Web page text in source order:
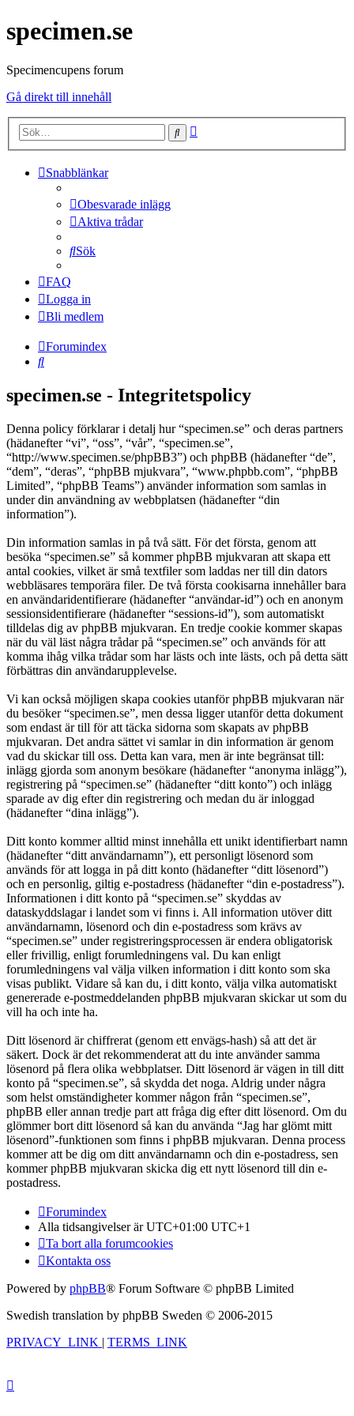
specimen.se
Specimencupens forum
Gå direkt till innehåll
Sök
Snabblänkar
Obesvarade inlägg
Aktiva trådar
Sök
FAQ
Logga in
Bli medlem
Forumindex
Sök
specimen.se - Integritetspolicy
Denna policy förklarar i detalj hur “specimen.se” och deras partners
(hädanefter “vi”, “oss”, “vår”, “specimen.se”,
“http://www.specimen.se/phpBB3”) och phpBB (hädanefter “de”,
“dem”, “deras”, “phpBB mjukvara”, “www.phpbb.com”, “phpBB
Limited”, “phpBB Teams”) använder information som samlas in
under din användning av webbplatsen (hädanefter “din
information”).
Din information samlas in på två sätt. För det första, genom att
besöka “specimen.se” så kommer phpBB mjukvaran att skapa ett
antal cookies, vilket är små textfiler som laddas ner till din dators
webbläsares temporära filer. De två första cookisarna innehåller bara
en användaridentifierare (hädanefter “användar-id”) och en anonym
sessionsidentifierare (hädanefter “sessions-id”), som automatiskt
tilldelas dig av phpBB mjukvaran. En tredje cookie kommer skapas
när du väl läst några trådar på “specimen.se” och används för att
komma ihåg vilka trådar som har lästs och inte lästs, och på detta sätt
förbättras din användarupplevelse.
Vi kan också möjligen skapa cookies utanför phpBB mjukvaran när
du besöker “specimen.se”, men dessa ligger utanför detta dokument
som endast är till för att täcka sidorna som skapats av phpBB
mjukvaran. Det andra sättet vi samlar in din information är genom
vad du skickar till oss. Detta kan vara, men är inte begränsat till:
inlägg gjorda som anonym besökare (hädanefter “anonyma inlägg”),
registrering på “specimen.se” (hädanefter “ditt konto”) och inlägg
sparade av dig efter din registrering och medan du är inloggad
(hädanefter “dina inlägg”).
Ditt konto kommer alltid minst innehålla ett unikt identifierbart namn
(hädanefter “ditt användarnamn”), ett personligt lösenord som
används för att logga in på ditt konto (hädanefter “ditt lösenord”)
och en personlig, giltig e-postadress (hädanefter “din e-postadress”).
Informationen i ditt konto på “specimen.se” skyddas av
dataskyddslagar i landet som vi finns i. All information utöver ditt
användarnamn, lösenord och din e-postadress som krävs av
“specimen.se” under registreringsprocessen är endera obligatorisk
eller frivillig, enligt forumledningens val. Du kan enligt
forumledningens val välja vilken information i ditt konto som ska
visas publikt. Vidare så kan du, i ditt konto, välja vilka automatiskt
genererade e-postmeddelanden phpBB mjukvaran skickar ut som du
vill ha och inte ha.
Ditt lösenord är chiffrerat (genom ett envägs-hash) så att det är
säkert. Dock är det rekommenderat att du inte använder samma
lösenord på flera olika webbplatser. Ditt lösenord är vägen in till ditt
konto på “specimen.se”, så skydda det noga. Aldrig under några
som helst omständigheter kommer någon från “specimen.se”,
phpBB eller annan tredje part att fråga dig efter ditt lösenord. Om du
glömmer bort ditt lösenord så kan du använda “Jag har glömt mitt
lösenord”-funktionen som finns i phpBB mjukvaran. Denna process
kommer att be dig om ditt användarnamn och din e-postadress, sen
kommer phpBB mjukvaran skicka dig ett nytt lösenord till din e-
postadress.
Forumindex
Alla tidsangivelser är UTC+01:00 UTC+1
Ta bort alla forumcookies
Kontakta oss
Powered by phpBB® Forum Software © phpBB Limited
Swedish translation by phpBB Sweden © 2006-2015
PRIVACY_LINK | TERMS_LINK